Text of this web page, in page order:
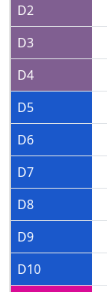
D2
D3
D4
D5
D6
D7
D8
D9
D10